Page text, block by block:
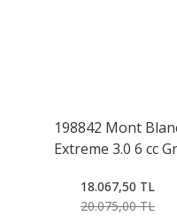
198842 Mont
Extreme 3.0 6 cc
18.067,50 TL
20.075,00 TL